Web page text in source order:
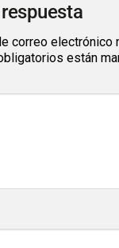
correo electrónico
están